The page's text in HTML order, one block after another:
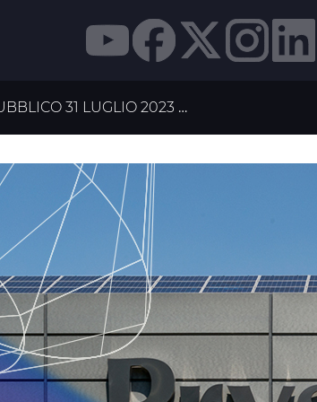
31 LUGLIO 2023